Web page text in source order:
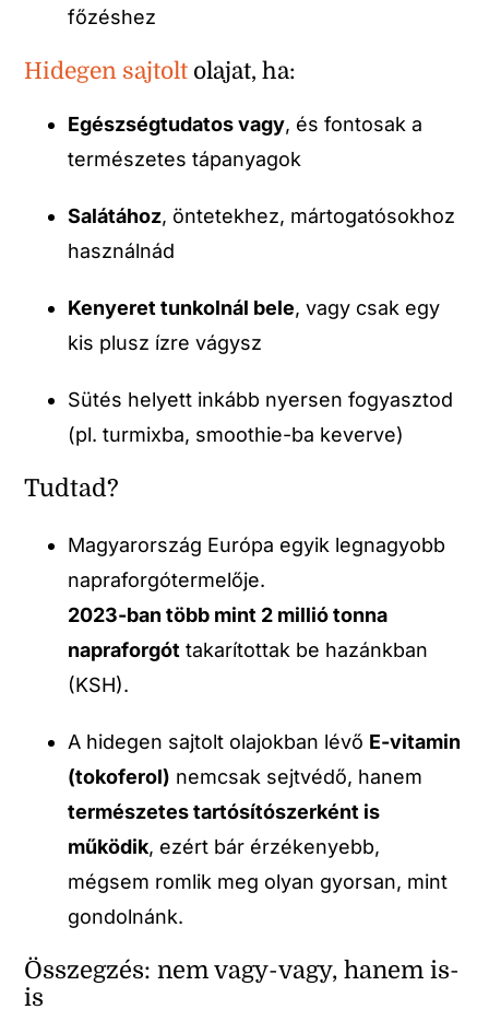
főzéshez
Hidegen sajtolt olajat, ha:
Egészségtudatos vagy, és fontosak a
természetes tápanyagok
Salátához, öntetekhez, mártogatósokhoz
használnád
Kenyeret tunkolnál bele, vagy csak egy
kis plusz ízre vágysz
Sütés helyett inkább nyersen fogyasztod
(pl. turmixba, smoothie-ba keverve)
Tudtad?
Magyarország Európa egyik legnagyobb
napraforgótermelője.
2023-ban több mint 2 millió tonna
napraforgót takarítottak be hazánkban
(KSH).
A hidegen sajtolt olajokban lévő E-vitamin
(tokoferol) nemcsak sejtvédő, hanem
természetes tartósítószerként is
működik, ezért bár érzékenyebb,
mégsem romlik meg olyan gyorsan, mint
gondolnánk.
Összegzés: nem vagy-vagy, hanem is-
is